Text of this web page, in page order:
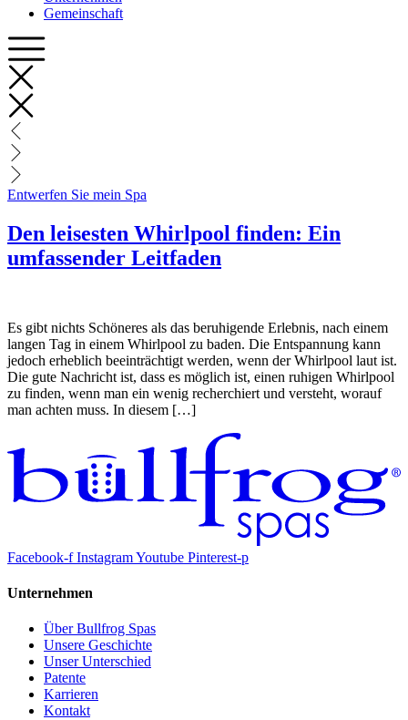
Gemeinschaft
Entwerfen Sie mein Spa
Den leisesten Whirlpool finden: Ein
umfassender Leitfaden
Es gibt nichts Schöneres als das beruhigende Erlebnis, nach einem
langen Tag in einem Whirlpool zu baden. Die Entspannung kann
jedoch erheblich beeinträchtigt werden, wenn der Whirlpool laut ist.
Die gute Nachricht ist, dass es möglich ist, einen ruhigen Whirlpool
zu finden, wenn man ein wenig recherchiert und versteht, worauf
man achten muss. In diesem […]
Facebook-f InstagramYoutube Pinterest-p
Unternehmen
Über Bullfrog Spas
Unsere Geschichte
Unser Unterschied
Patente
Karrieren
Kontakt